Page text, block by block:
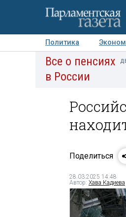
Политика
Авторы Персоны
Все о пенсиях
в России
Поделиться
28.03.2025 14:48
Автор: Хава Кадиева